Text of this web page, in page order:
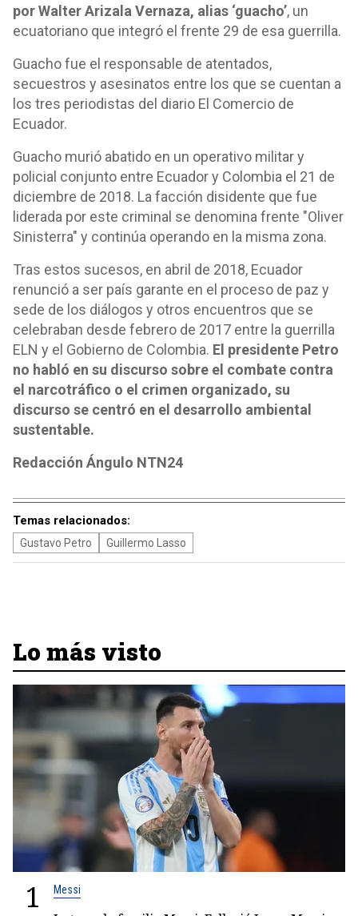
por Walter Arizala Vernaza, alias ‘guacho’, un
ecuatoriano que integró el frente 29 de esa guerrilla.
Guacho fue el responsable de atentados,
secuestros y asesinatos entre los que se cuentan a
los tres periodistas del diario El Comercio de
Ecuador.
Guacho murió abatido en un operativo militar y
policial conjunto entre Ecuador y Colombia el 21 de
diciembre de 2018. La facción disidente que fue
liderada por este criminal se denomina frente "Oliver
Sinisterra" y continúa operando en la misma zona.
Tras estos sucesos, en abril de 2018, Ecuador
renunció a ser país garante en el proceso de paz y
sede de los diálogos y otros encuentros que se
celebraban desde febrero de 2017 entre la guerrilla
ELN y el Gobierno de Colombia. El presidente Petro
no habló en su discurso sobre el combate contra
el narcotráfico o el crimen organizado, su
discurso se centró en el desarrollo ambiental
sustentable.
Redacción Ángulo NTN24
Temas relacionados:
Gustavo Petro Guillermo Lasso
Lo más visto
1 Messi